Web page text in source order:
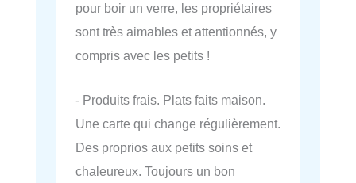
pour boir un verre, les propriétaires
sont très aimables et attentionnés, y
compris avec les petits !
- Produits frais. Plats faits maison.
Une carte qui change régulièrement.
Des proprios aux petits soins et
chaleureux. Toujours un bon